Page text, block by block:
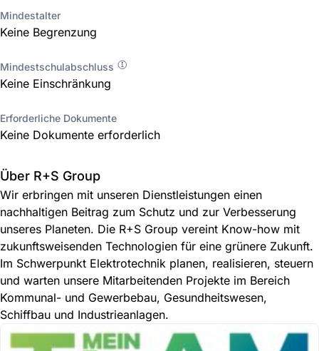
Mindestalter
Keine Begrenzung
Mindestschulabschluss
Keine Einschränkung
Erforderliche Dokumente
Keine Dokumente erforderlich
Über R+S Group
Wir erbringen mit unseren Dienstleistungen einen
nachhaltigen Beitrag zum Schutz und zur Verbesserung
unseres Planeten. Die R+S Group vereint Know-how mit
zukunftsweisenden Technologien für eine grünere Zukunft.
Im Schwerpunkt Elektrotechnik planen, realisieren, steuern
und warten unsere Mitarbeitenden Projekte im Bereich
Kommunal- und Gewerbebau, Gesundheitswesen,
Schiffbau und Industrieanlagen.